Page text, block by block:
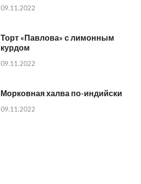
09.11.2022
Торт «Павлова» с лимонным
курдом
09.11.2022
Морковная халва по-индийски
09.11.2022